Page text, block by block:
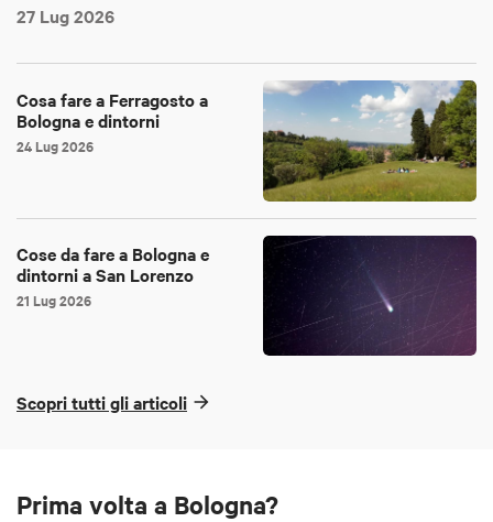
27 Lug 2026
Cosa fare a Ferragosto a
Bologna e dintorni
24 Lug 2026
Cose da fare a Bologna e
dintorni a San Lorenzo
21 Lug 2026
Scopri tutti gli articoli
Prima volta a Bologna?